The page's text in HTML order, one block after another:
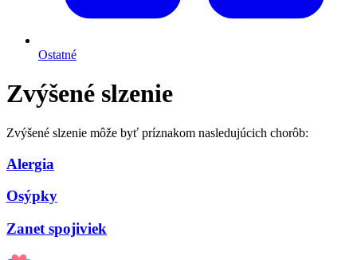
Ostatné
Zvýšené slzenie
Zvýšené slzenie môže byť príznakom nasledujúcich chorôb:
Alergia
Osýpky
Zanet spojiviek